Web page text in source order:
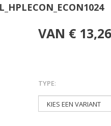
VAN €
TYPE: